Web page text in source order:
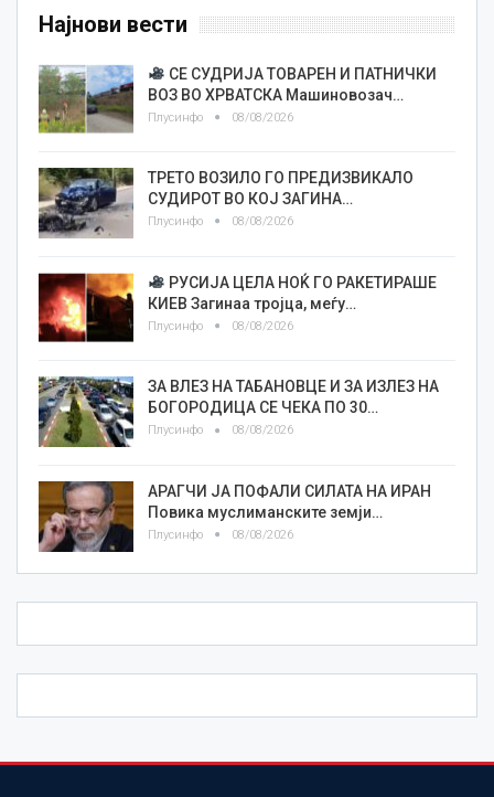
Најнови вести
СЕ СУДРИЈА ТОВАРЕН И ПАТНИЧКИ
ВОЗ ВО ХРВАТСКА Машиновозач…
Плусинфо 08/08/2026
ТРЕТО ВОЗИЛО ГО ПРЕДИЗВИКАЛО
СУДИРОТ ВО КОЈ ЗАГИНА…
Плусинфо 08/08/2026
РУСИЈА ЦЕЛА НОЌ ГО РАКЕТИРАШЕ
КИЕВ Загинаа тројца, меѓу…
Плусинфо 08/08/2026
ЗА ВЛЕЗ НА ТАБАНОВЦЕ И ЗА ИЗЛЕЗ НА
БОГОРОДИЦА СЕ ЧЕКА ПО 30…
Плусинфо 08/08/2026
АРАГЧИ ЈА ПОФАЛИ СИЛАТА НА ИРАН
Повика муслиманските земји…
Плусинфо 08/08/2026